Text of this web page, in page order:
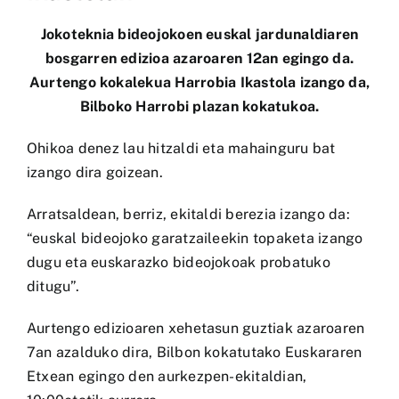
Jokoteknia bideojokoen euskal jardunaldiaren
bosgarren edizioa azaroaren 12an egingo da.
Aurtengo kokalekua Harrobia Ikastola izango da,
Bilboko Harrobi plazan kokatukoa.
Ohikoa denez lau hitzaldi eta mahainguru bat
izango dira goizean.
Arratsaldean, berriz, ekitaldi berezia izango da:
“euskal bideojoko garatzaileekin topaketa izango
dugu eta euskarazko bideojokoak probatuko
ditugu”.
Aurtengo edizioaren xehetasun guztiak azaroaren
7an azalduko dira, Bilbon kokatutako Euskararen
Etxean egingo den aurkezpen-ekitaldian,